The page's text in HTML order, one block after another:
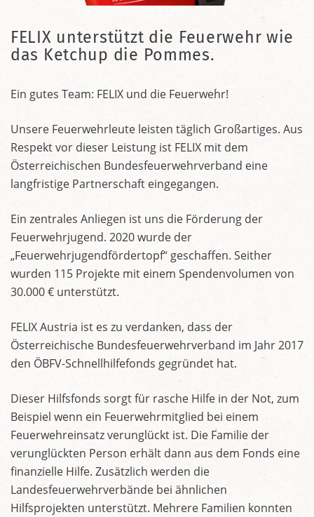
FELIX unterstützt die Feuerwehr wie
das Ketchup die Pommes.
Ein gutes Team: FELIX und die Feuerwehr!
Unsere Feuerwehrleute leisten täglich Großartiges. Aus
Respekt vor dieser Leistung ist FELIX mit dem
Österreichischen Bundesfeuerwehrverband eine
langfristige Partnerschaft eingegangen.
Ein zentrales Anliegen ist uns die Förderung der
Feuerwehrjugend. 2020 wurde der
„Feuerwehrjugendfördertopf“ geschaffen. Seither
wurden 115 Projekte mit einem Spendenvolumen von
30.000 € unterstützt.
FELIX Austria ist es zu verdanken, dass der
Österreichische Bundesfeuerwehrverband im Jahr 2017
den ÖBFV-Schnellhilfefonds gegründet hat.
Dieser Hilfsfonds sorgt für rasche Hilfe in der Not, zum
Beispiel wenn ein Feuerwehrmitglied bei einem
Feuerwehreinsatz verunglückt ist. Die Familie der
verunglückten Person erhält dann aus dem Fonds eine
finanzielle Hilfe. Zusätzlich werden die
Landesfeuerwehrverbände bei ähnlichen
Hilfsprojekten unterstützt. Mehrere Familien konnten